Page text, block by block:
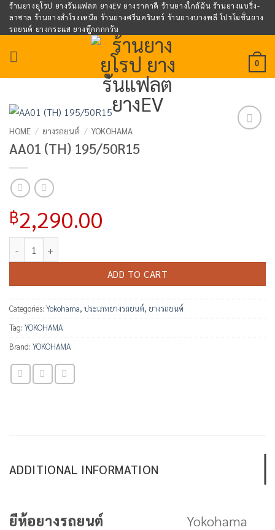
Skip
content
ร้านยางยุโรป ยางรันแฟลต ยางEV ยางราคาดี ร้านยางใกล้ฉัน ร้านยางแบริ่ง-
ลาซาล ร้านยางสำโรงเหนือ ร้านยางศรีนครินทร์ ร้านยางบางพลี โปรโมชั่นยาง
รถยนต์ ยางกระแส ยางทู๊กกกกวัน
0
HOME / ยางรถยนต์ / YOKOHAMA
AA01 (TH) 195/50R15
฿2,290.00
ADD TO CART
Categories: Yokohama, ประเภทยางรถยนต์, ยางรถยนต์
Tag: YOKOHAMA
Brand: YOKOHAMA
ADDITIONAL INFORMATION
ยีห้อยางรถยนต์ Yokohama